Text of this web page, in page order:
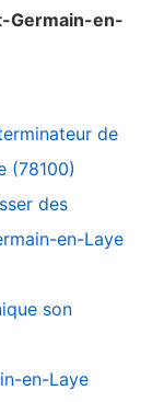
Germain-en-
de
(78100)
des
en-Laye
son
en-Laye